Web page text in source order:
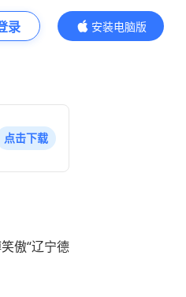
录
安装电脑版
内容更精彩
点击下载
傲“辽宁德